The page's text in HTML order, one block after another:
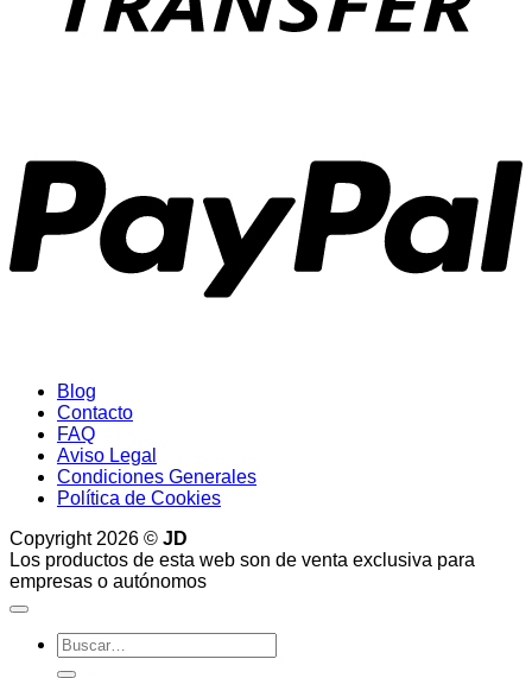
Blog
Contacto
FAQ
Aviso Legal
Condiciones Generales
Política de Cookies
Copyright 2026 © JD
Los productos de esta web son de venta exclusiva para
empresas o autónomos
Buscar
por: